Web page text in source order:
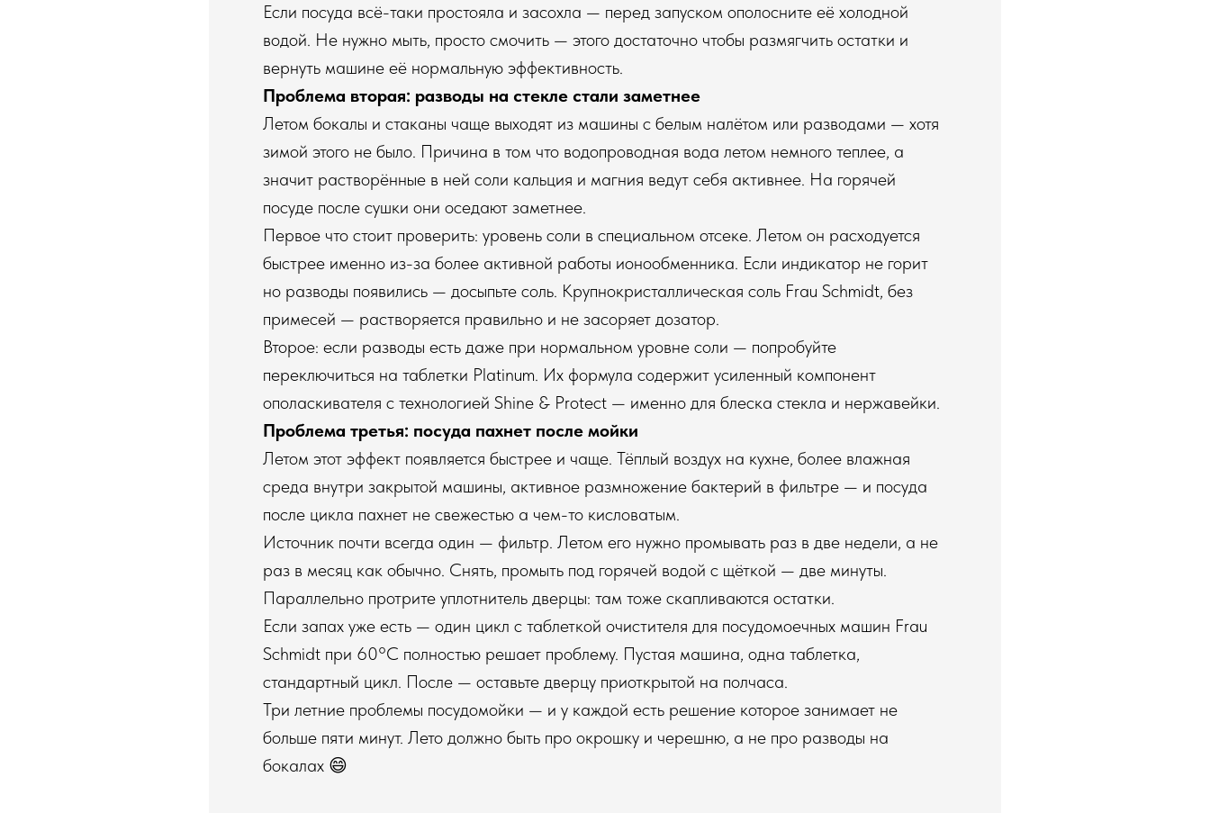
Если посуда всё-таки простояла и засохла — перед запуском ополосните её холодной
водой. Не нужно мыть, просто смочить — этого достаточно чтобы размягчить остатки и
вернуть машине её нормальную эффективность.
Проблема вторая: разводы на стекле стали заметнее
Летом бокалы и стаканы чаще выходят из машины с белым налётом или разводами — хотя
зимой этого не было. Причина в том что водопроводная вода летом немного теплее, а
значит растворённые в ней соли кальция и магния ведут себя активнее. На горячей
посуде после сушки они оседают заметнее.
Первое что стоит проверить: уровень соли в специальном отсеке. Летом он расходуется
быстрее именно из-за более активной работы ионообменника. Если индикатор не горит
но разводы появились — досыпьте соль. Крупнокристаллическая соль Frau Schmidt, без
примесей — растворяется правильно и не засоряет дозатор.
Второе: если разводы есть даже при нормальном уровне соли — попробуйте
переключиться на таблетки Platinum. Их формула содержит усиленный компонент
ополаскивателя с технологией Shine & Protect — именно для блеска стекла и нержавейки.
Проблема третья: посуда пахнет после мойки
Летом этот эффект появляется быстрее и чаще. Тёплый воздух на кухне, более влажная
среда внутри закрытой машины, активное размножение бактерий в фильтре — и посуда
после цикла пахнет не свежестью а чем-то кисловатым.
Источник почти всегда один — фильтр. Летом его нужно промывать раз в две недели, а не
раз в месяц как обычно. Снять, промыть под горячей водой с щёткой — две минуты.
Параллельно протрите уплотнитель дверцы: там тоже скапливаются остатки.
Если запах уже есть — один цикл с таблеткой очистителя для посудомоечных машин Frau
Schmidt при 60°C полностью решает проблему. Пустая машина, одна таблетка,
стандартный цикл. После — оставьте дверцу приоткрытой на полчаса.
Три летние проблемы посудомойки — и у каждой есть решение которое занимает не
больше пяти минут. Лето должно быть про окрошку и черешню, а не про разводы на
бокалах 😄